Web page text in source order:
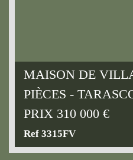
MAISON DE
PIÈCES -
PRIX 310 000 €
Ref 3315FV